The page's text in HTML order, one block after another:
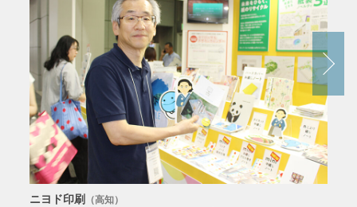
ニヨド印刷 （高知）